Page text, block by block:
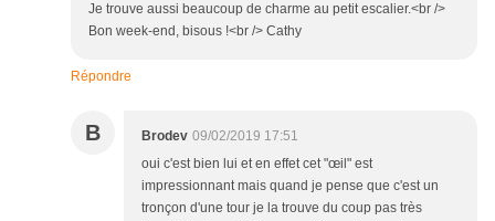
Je trouve aussi beaucoup de charme au petit escalier.<br />
Bon week-end, bisous !<br /> Cathy
Répondre
B Brodev 09/02/2019 17:51
oui c'est bien lui et en effet cet "œil" est
impressionnant mais quand je pense que c'est un
tronçon d'une tour je la trouve du coup pas très